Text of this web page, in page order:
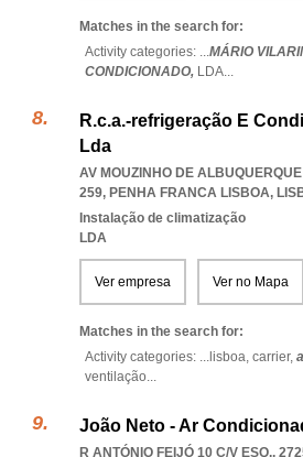
Matches in the search for:
Activity categories: ...MÁRIO
CONDICIONADO, LDA...
R.c.a.-refrigeração E
Lda
AV MOUZINHO DE
259, PENHA FRANCA LISBOA,
Instalação de climatização
LDA
Ver empresa Ver no Mapa
Matches in the search for:
Activity categories: ... lisboa, carrier,
ventilação...
João Neto - Ar
R ANTÓNIO FEIJÓ 10 C/V ESQ.,